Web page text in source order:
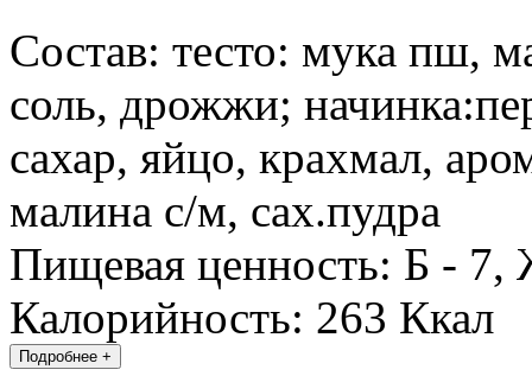
Состав: тесто: мука пш,
соль, дрожжи;
сахар, яйцо, крахмал,
малина с/м, сах.пудра
Пищевая ценность: Б -
Калорийность: 263 Ккал
Подробнее +